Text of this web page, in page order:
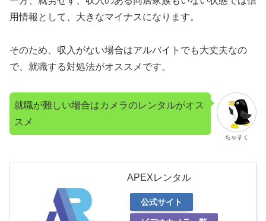
用情報として、大きなマイナスになります。
そのため、収入がない場合はアルバイトでも大丈夫なの
で、就職する対処法がオススメです。
ちゃすく
就職が難しい場合はカメラのレンタルがオス
スメ
APEXレンタル
公式サイト